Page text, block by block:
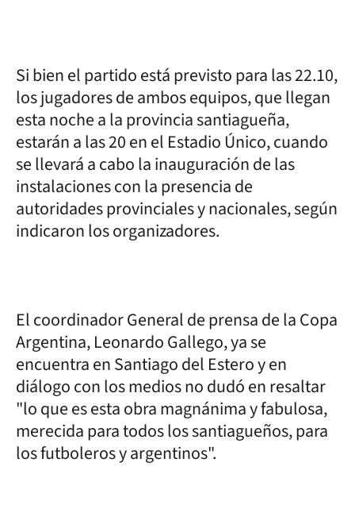
Si bien el partido está previsto para las 22.10,
los jugadores de ambos equipos, que llegan
esta noche a la provincia santiagueña,
estarán a las 20 en el Estadio Único, cuando
se llevará a cabo la inauguración de las
instalaciones con la presencia de
autoridades provinciales y nacionales, según
indicaron los organizadores.
El coordinador General de prensa de la Copa
Argentina, Leonardo Gallego, ya se
encuentra en Santiago del Estero y en
diálogo con los medios no dudó en resaltar
"lo que es esta obra magnánima y fabulosa,
merecida para todos los santiagueños, para
los futboleros y argentinos".